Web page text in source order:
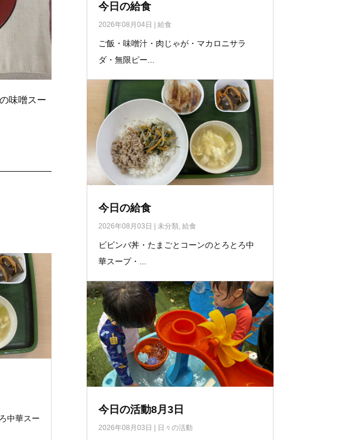
味噌スー
中華スー
今日の給食
2026年08月04日 給食
ご飯・味噌汁・肉じゃが・マカロニサラ
ダ・無限ピー...
今日の給食
2026年08月03日 未分類, 給食
ビビンバ丼・たまごとコーンのとろとろ中
華スープ・...
今日の活動8月3日
2026年08月03日 日々の活動